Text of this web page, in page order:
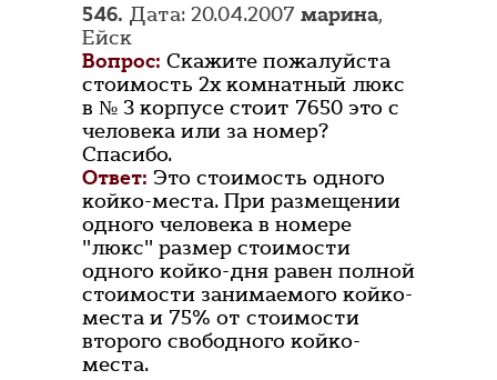
546. Дата: 20.04.2007 марина,
Ейск
Вопрос: Скажите пожалуйста
стоимость 2х комнатный люкс
в № 3 корпусе стоит 7650 это с
человека или за номер?
Спасибо.
Ответ: Это стоимость одного
койко-места. При размещении
одного человека в номере
"люкс" размер стоимости
одного койко-дня равен полной
стоимости занимаемого койко-
места и 75% от стоимости
второго свободного койко-
места.